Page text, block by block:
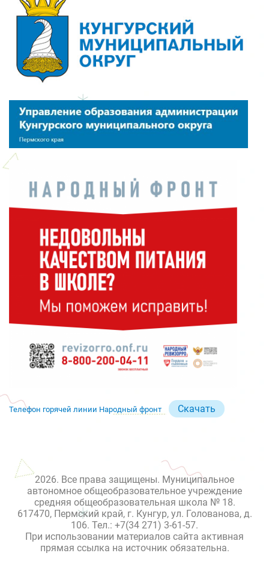
Телефон горячей линии Народный фронт Скачать
2026. Все права защищены. Муниципальное
автономное общеобразовательное учреждение
средняя общеобразовательная школа № 18.
617470, Пермский край, г. Кунгур, ул. Голованова, д.
106. Тел.: +7(34 271) 3-61-57.
При использовании материалов сайта активная
прямая ссылка на источник обязательна.